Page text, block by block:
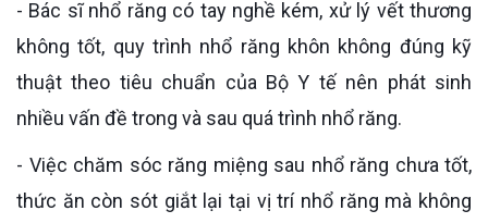
- Bác sĩ nhổ răng có tay nghề kém, xử lý vết thương
không tốt, quy trình nhổ răng khôn không đúng kỹ
thuật theo tiêu chuẩn của Bộ Y tế nên phát sinh
nhiều vấn đề trong và sau quá trình nhổ răng.
- Việc chăm sóc răng miệng sau nhổ răng chưa tốt,
thức ăn còn sót giắt lại tại vị trí nhổ răng mà không